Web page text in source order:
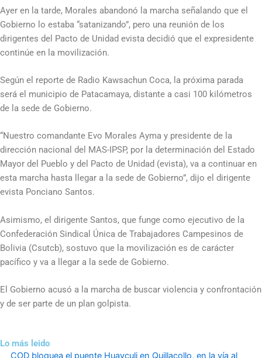
Ayer en la tarde, Morales abandonó la marcha señalando que el
Gobierno lo estaba “satanizando”, pero una reunión de los
dirigentes del Pacto de Unidad evista decidió que el expresidente
continúe en la movilización.
Según el reporte de Radio Kawsachun Coca, la próxima parada
será el municipio de Patacamaya, distante a casi 100 kilómetros
de la sede de Gobierno.
“Nuestro comandante Evo Morales Ayma y presidente de la
dirección nacional del MAS-IPSP, por la determinación del Estado
Mayor del Pueblo y del Pacto de Unidad (evista), va a continuar en
esta marcha hasta llegar a la sede de Gobierno”, dijo el dirigente
evista Ponciano Santos.
Asimismo, el dirigente Santos, que funge como ejecutivo de la
Confederación Sindical Única de Trabajadores Campesinos de
Bolivia (Csutcb), sostuvo que la movilización es de carácter
pacífico y va a llegar a la sede de Gobierno.
El Gobierno acusó a la marcha de buscar violencia y confrontación
y de ser parte de un plan golpista.
Lo más leido
COD bloquea el puente Huayculi en Quillacollo, en la vía al